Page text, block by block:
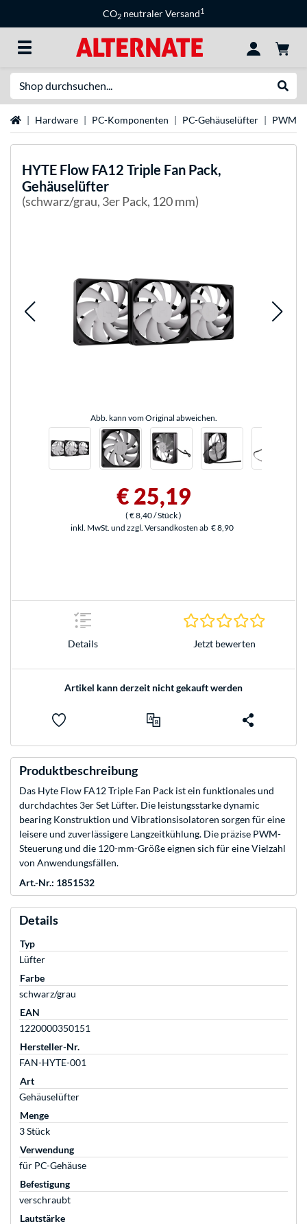
CO2 neutraler Versand1
StartseiteHardware PC-Komponenten PC-Gehäuselüfter PWM-
HYTE Flow FA12 Triple Fan Pack,
Gehäuselüfter
(schwarz/grau, 3er Pack, 120 mm)
Abb. kann vom Original abweichen.
€ 25,19
( € 8,40/ Stück)
inkl. MwSt. und zzgl. Versandkosten ab € 8,90
Details Jetzt bewerten
Artikel kann derzeit nicht gekauft werden
Produktbeschreibung
Das Hyte Flow FA12 Triple Fan Pack ist ein funktionales und
durchdachtes 3er Set Lüfter. Die leistungsstarke dynamic
bearing Konstruktion und Vibrationsisolatoren sorgen für eine
leisere und zuverlässigere Langzeitkühlung. Die präzise PWM-
Steuerung und die 120-mm-Größe eignen sich für eine Vielzahl
von Anwendungsfällen.
Art.-Nr.: 1851532
Details
Typ
Lüfter
Farbe
schwarz/grau
EAN
1220000350151
Hersteller-Nr.
FAN-HYTE-001
Art
Gehäuselüfter
Menge
3 Stück
Verwendung
für PC-Gehäuse
Befestigung
verschraubt
Lautstärke